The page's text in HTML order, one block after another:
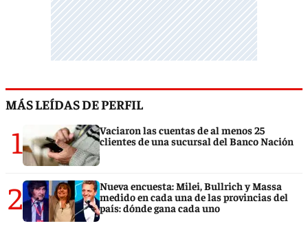
MÁS LEÍDAS DE PERFIL
1
Vaciaron las cuentas de al menos 25
clientes de una sucursal del Banco Nación
2
Nueva encuesta: Milei, Bullrich y Massa
medido en cada una de las provincias del
país: dónde gana cada uno